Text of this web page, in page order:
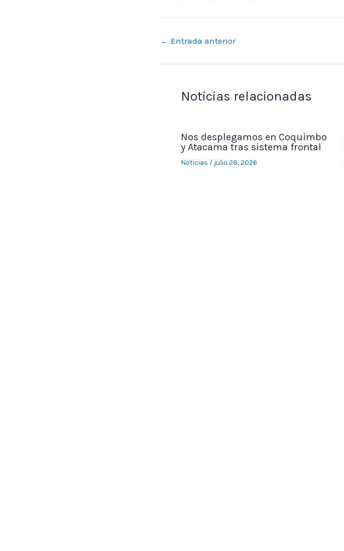
← Entrada anterior
Noticias relacionadas
Nos desplegamos en Coquimbo
y Atacama tras sistema frontal
Noticias / julio 28, 2026